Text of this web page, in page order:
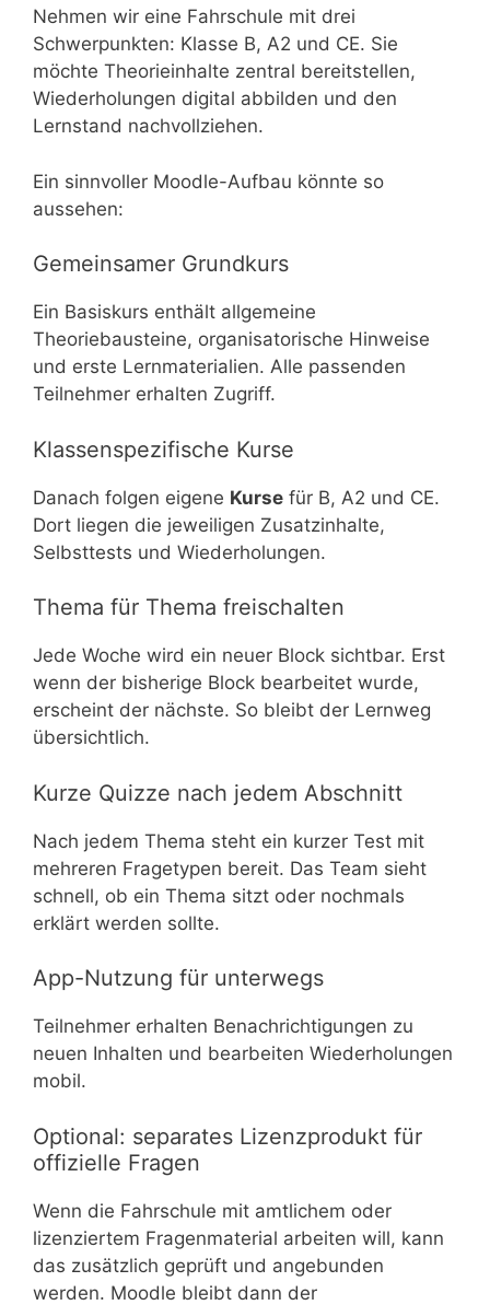
Nehmen wir eine Fahrschule mit drei
Schwerpunkten: Klasse B, A2 und CE. Sie
möchte Theorieinhalte zentral bereitstellen,
Wiederholungen digital abbilden und den
Lernstand nachvollziehen.
Ein sinnvoller Moodle-Aufbau könnte so
aussehen:
Gemeinsamer Grundkurs
Ein Basiskurs enthält allgemeine
Theoriebausteine, organisatorische Hinweise
und erste Lernmaterialien. Alle passenden
Teilnehmer erhalten Zugriff.
Klassenspezifische Kurse
Danach folgen eigene Kurse für B, A2 und CE.
Dort liegen die jeweiligen Zusatzinhalte,
Selbsttests und Wiederholungen.
Thema für Thema freischalten
Jede Woche wird ein neuer Block sichtbar. Erst
wenn der bisherige Block bearbeitet wurde,
erscheint der nächste. So bleibt der Lernweg
übersichtlich.
Kurze Quizze nach jedem Abschnitt
Nach jedem Thema steht ein kurzer Test mit
mehreren Fragetypen bereit. Das Team sieht
schnell, ob ein Thema sitzt oder nochmals
erklärt werden sollte.
App-Nutzung für unterwegs
Teilnehmer erhalten Benachrichtigungen zu
neuen Inhalten und bearbeiten Wiederholungen
mobil.
Optional: separates Lizenzprodukt für
offizielle Fragen
Wenn die Fahrschule mit amtlichem oder
lizenziertem Fragenmaterial arbeiten will, kann
das zusätzlich geprüft und angebunden
werden. Moodle bleibt dann der